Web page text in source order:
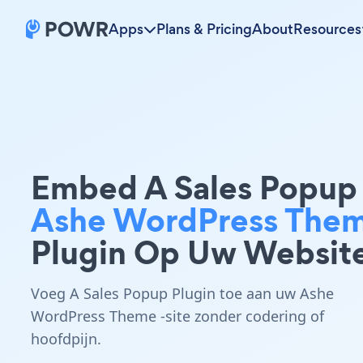
Apps Plans & PricingAboutResources
Embed A Sales Popup
Ashe WordPress
Plugin Op Uw
Voeg A Sales Popup Plugin toe aan uw Ashe
WordPress Theme -site zonder codering of
hoofdpijn.